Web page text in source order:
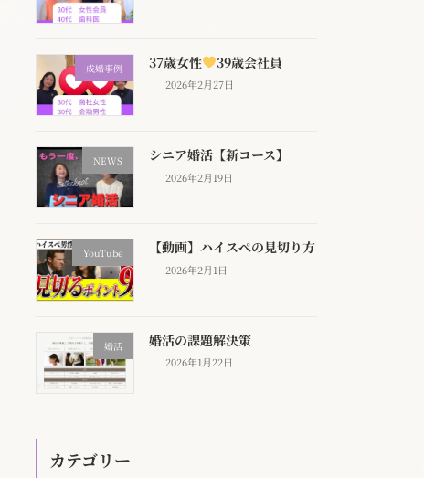
成婚事例 37歳女性 39歳会社員
2026年2月27日
NEWS シニア婚活【新コース】
2026年2月19日
YouTube 【動画】ハイスぺの見切り方
2026年2月1日
婚活 婚活の課題解決策
2026年1月22日
カテゴリー